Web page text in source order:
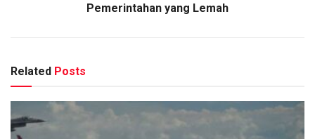
Pemerintahan yang Lemah
Related Posts